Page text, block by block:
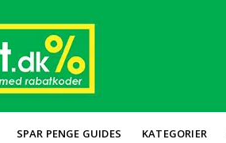
SPAR PENGE GUIDES KATEGORIER